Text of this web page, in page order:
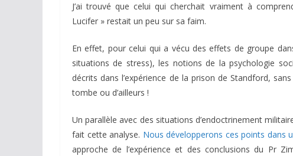
J’ai trouvé que celui qui cherchait vraiment à
Lucifer » restait un peu sur sa faim.
En effet, pour celui qui a vécu des effets de groupe
situations de stress), les notions de la psychologie
décrits dans l’expérience de la prison de Standford,
tombe ou d’ailleurs !
Un parallèle avec des situations d’endoctrinement
fait cette analyse. Nous développerons ces points dans
approche de l’expérience et des conclusions du Pr